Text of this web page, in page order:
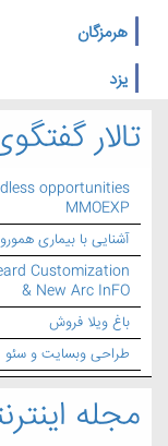
هرمزگان
یزد
تالار
opportunities
MMOEXP
آشنایی با بیماری
Customization
& New Arc InFO
باغ ویلا فروش
طراحی وبسایت و سئو
مجله